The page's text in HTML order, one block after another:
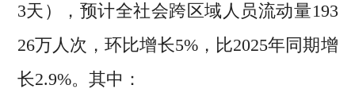
3天），预计全社会跨区域人员流动量193
26万人次，环比增长5%，比2025年同期增
长2.9%。其中：